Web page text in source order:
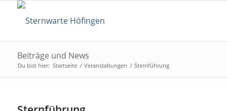
Beiträge und News
Du bist hier: Startseite / Veranstaltungen / Sternführung